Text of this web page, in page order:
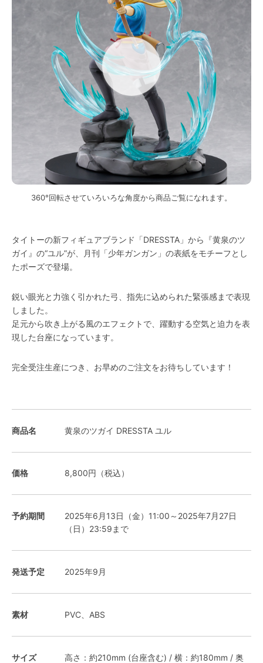
360°回転させていろいろな角度から商品ご覧になれます。
タイトーの新フィギュアブランド「DRESSTA」から『黄泉のツ
ガイ』の“ユル”が、月刊「少年ガンガン」の表紙をモチーフとし
たポーズで登場。
鋭い眼光と力強く引かれた弓、指先に込められた緊張感まで表現
しました。
足元から吹き上がる風のエフェクトで、躍動する空気と迫力を表
現した台座になっています。
完全受注生産につき、お早めのご注文をお待ちしています！
商品名 黄泉のツガイ DRESSTA ユル
価格 8,800円（税込）
予約期間
2025年6月13日（金）11:00～2025年7月27日
（日）23:59まで
発送予定 2025年9月
素材 PVC、ABS
サイズ
高さ：約210mm (台座含む) / 横：約180mm / 奥